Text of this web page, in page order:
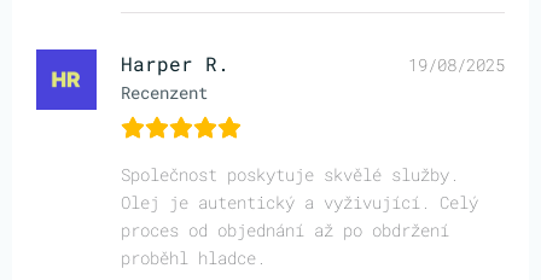
Harper R.
Recenzent
19/08/2025
Společnost poskytuje skvělé služby.
Olej je autentický a vyživující. Celý
proces od objednání až po obdržení
proběhl hladce.